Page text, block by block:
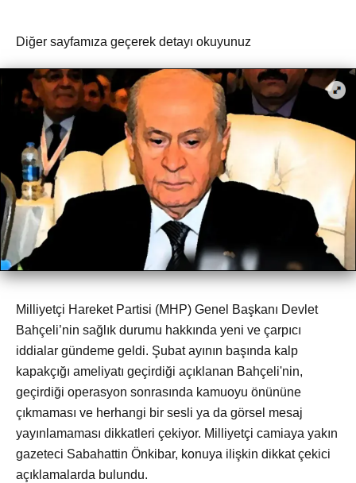
Diğer sayfamıza geçerek detayı okuyunuz
Milliyetçi Hareket Partisi (MHP) Genel Başkanı Devlet
Bahçeli’nin sağlık durumu hakkında yeni ve çarpıcı
iddialar gündeme geldi. Şubat ayının başında kalp
kapakçığı ameliyatı geçirdiği açıklanan Bahçeli'nin,
geçirdiği operasyon sonrasında kamuoyu önününe
çıkmaması ve herhangi bir sesli ya da görsel mesaj
yayınlamaması dikkatleri çekiyor. Milliyetçi camiaya yakın
gazeteci Sabahattin Önkibar, konuya ilişkin dikkat çekici
açıklamalarda bulundu.